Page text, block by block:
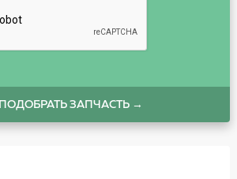
ПОДОБРАТЬ ЗАПЧАСТЬ →